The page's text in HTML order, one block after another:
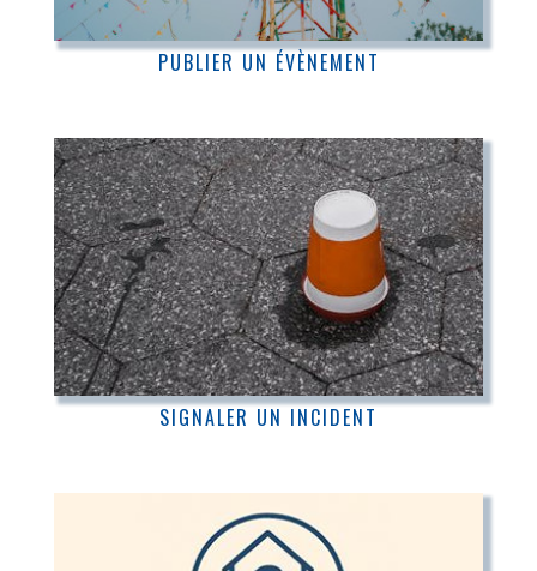
PUBLIER UN ÉVÈNEMENT
SIGNALER UN INCIDENT